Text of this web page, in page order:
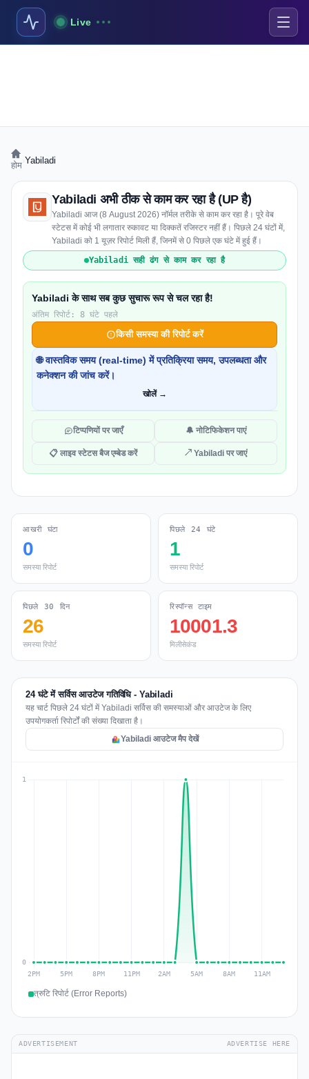
Live
होम Yabiladi
Yabiladi अभी ठीक से काम कर रहा है (UP है)
Yabiladi आज (8 August 2026) नॉर्मल तरीके से काम कर रहा है। पूरे वेब
स्टेटस में कोई भी लगातार रुकावट या दिक्कतें रजिस्टर नहीं हैं। पिछले 24 घंटों में,
Yabiladi को 1 यूज़र रिपोर्ट मिली हैं, जिनमें से 0 पिछले एक घंटे में हुई हैं।
Yabiladi सही ढंग से काम कर रहा है
Yabiladi के साथ सब कुछ सुचारू रूप से चल रहा है!
अंतिम रिपोर्ट: 8 घंटे पहले
किसी समस्या की रिपोर्ट करें
🌐 वास्तविक समय (real-time) में प्रतिक्रिया समय, उपलब्धता और
कनेक्शन की जांच करें।
खोलें →
टिप्पणियों पर जाएँ 🔔 नोटिफिकेशन पाएं
📋 लाइव स्टेटस बैज एम्बेड करें ↗ Yabiladi पर जाएं
आखरी घंटा
0
समस्या रिपोर्ट
पिछले 24 घंटे
1
समस्या रिपोर्ट
पिछले 30 दिन
26
समस्या रिपोर्ट
रिस्पॉन्स टाइम
10001.3
मिलीसेकंड
24 घंटे में सर्विस आउटेज गतिविधि - Yabiladi
यह चार्ट पिछले 24 घंटों में Yabiladi सर्विस की समस्याओं और आउटेज के लिए
उपयोगकर्ता रिपोर्टों की संख्या दिखाता है।
Yabiladi आउटेज मैप देखें
त्रुटि रिपोर्ट (Error Reports)
ADVERTISEMENT ADVERTISE HERE